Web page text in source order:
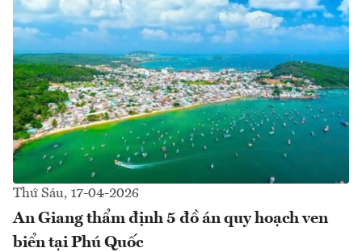
Thứ Sáu, 17-04-2026
An Giang thẩm định 5 đồ án quy hoạch ven
biển tại Phú Quốc